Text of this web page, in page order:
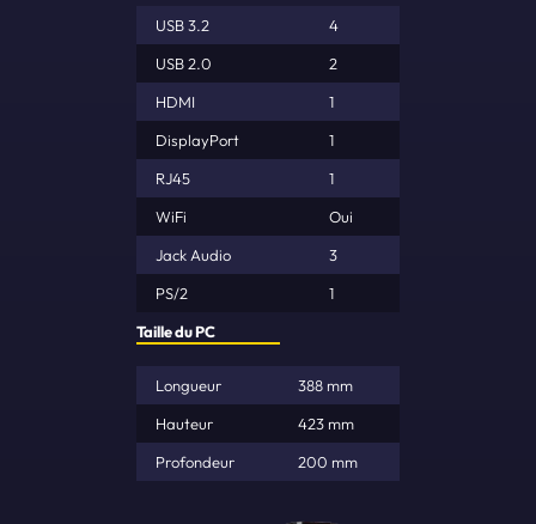
USB 3.2
4
USB 2.0
2
HDMI
1
DisplayPort
1
RJ45
1
WiFi
Oui
Jack Audio
3
PS/2
1
Taille du PC
Longueur
388 mm
Hauteur
423 mm
Profondeur
200 mm